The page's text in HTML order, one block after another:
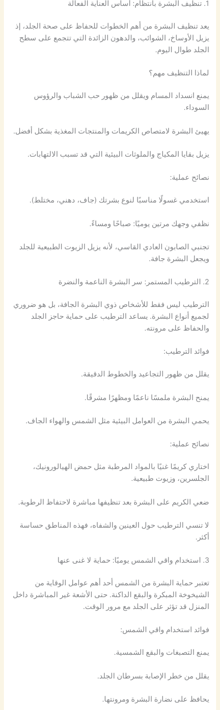
1. تنظيف البشرة بانتظام: أساس العناية الفعالة
يعد تنظيف البشرة من أهم الخطوات للحفاظ على صحة الجلد، إذ
يزيل الأوساخ، الشوائب، والدهون الزائدة التي تتجمع على سطح
الجلد طوال اليوم.
لماذا التنظيف مهم؟
يمنع انسداد المسام ويقلل من ظهور حب الشباب والرؤوس
السوداء.
يهيئ البشرة لامتصاص الكريمات والمنتجات المغذية بشكل أفضل.
يزيل بقايا المكياج والملوثات البيئية التي قد تسبب الالتهابات.
نصائح عملية:
استخدمي غسولًا مناسبًا لنوع بشرتك (جاف، دهني، مختلط).
نظفي وجهك مرتين يوميًا: صباحًا ومساءً.
تجنبي الصابون العادي القاسي، لأنه يزيل الزيوت الطبيعية للجلد
ويجعل البشرة جافة.
2. الترطيب المستمر: سر البشرة الناعمة والنضرة
الترطيب ليس فقط للأشخاص ذوي البشرة الجافة، بل هو ضروري
لجميع أنواع البشرة. يساعد الترطيب على حماية حاجز الجلد
والحفاظ على مرونته.
فوائد الترطيب:
يقلل من ظهور التجاعيد والخطوط الدقيقة.
يمنح البشرة ملمسًا ناعمًا ومظهرًا مشرقًا.
يحمي البشرة من العوامل البيئية مثل الشمس والهواء الجاف.
نصائح عملية:
اختاري كريمًا غنيًا بالمواد المرطبة مثل حمض الهيالورونيك،
الجلسرين، وزيوت طبيعية.
ضعي الكريم على البشرة بعد تنظيفها مباشرة لاحتفاظ الرطوبة.
لا تنسي الترطيب حول العينين والشفاه، فهذه المناطق حساسة
أكثر.
3. استخدام واقي الشمس يوميًا: حماية لا غنى عنها
تعتبر حماية البشرة من الشمس أحد أهم عوامل الوقاية من
الشيخوخة المبكرة والبقع الداكنة. حتى الأشعة غير المباشرة داخل
المنزل قد تؤثر على الجلد مع مرور الوقت.
فوائد استخدام واقي الشمس:
يمنع التصبغات والبقع الشمسية.
يقلل من خطر الإصابة بسرطان الجلد.
يحافظ على نضارة البشرة ومرونتها.